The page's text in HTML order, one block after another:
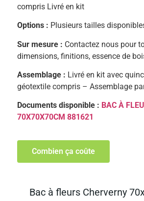
compris Livré en kit
Options : Plusieurs tailles
Sur mesure : Contactez nous pour
dimensions, finitions, essence de
Assemblage : Livré en kit avec
géotextile compris – Assemblage
Documents disponible : BAC À
70X70X70CM 881621
Combien ça coûte
Bac à fleurs Cherverny